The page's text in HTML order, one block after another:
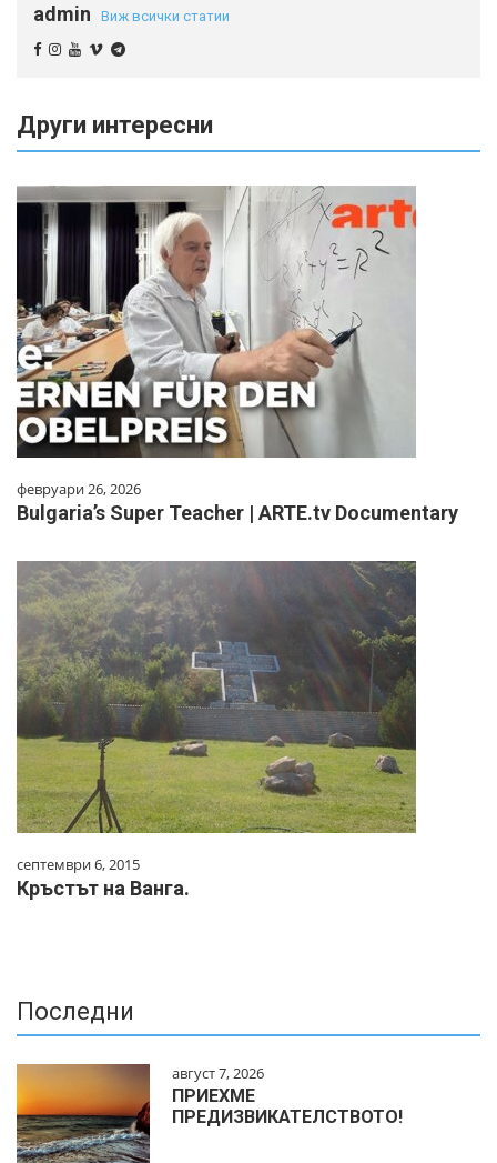
admin Виж всички статии
Други интересни
февруари 26, 2026
Bulgaria’s Super Teacher | ARTE.tv Documentary
септември 6, 2015
Кръстът на Ванга.
Последни
август 7, 2026
ПРИЕХМЕ
ПРЕДИЗВИКАТЕЛСТВОТО!